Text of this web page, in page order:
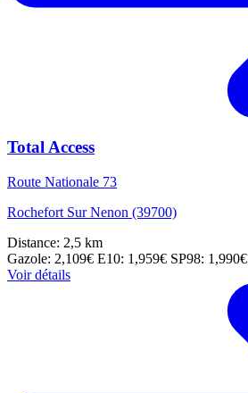
Total Access
Route Nationale 73
Rochefort Sur Nenon (39700)
Distance: 2,5 km
Gazole: 2,109€ E10: 1,959€ SP98: 1,990€
Voir détails